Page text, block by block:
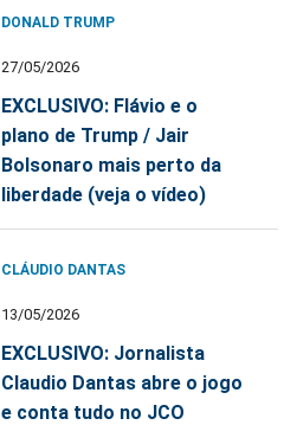
DONALD TRUMP
27/05/2026
EXCLUSIVO: Flávio e o
plano de Trump / Jair
Bolsonaro mais perto da
liberdade (veja o vídeo)
CLÁUDIO DANTAS
13/05/2026
EXCLUSIVO: Jornalista
Claudio Dantas abre o jogo
e conta tudo no JCO